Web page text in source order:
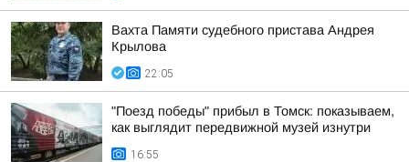
Вахта Памяти судебного пристава Андрея
Крылова
22:05
"Поезд победы" прибыл в Томск: показываем,
как выглядит передвижной музей изнутри
16:55